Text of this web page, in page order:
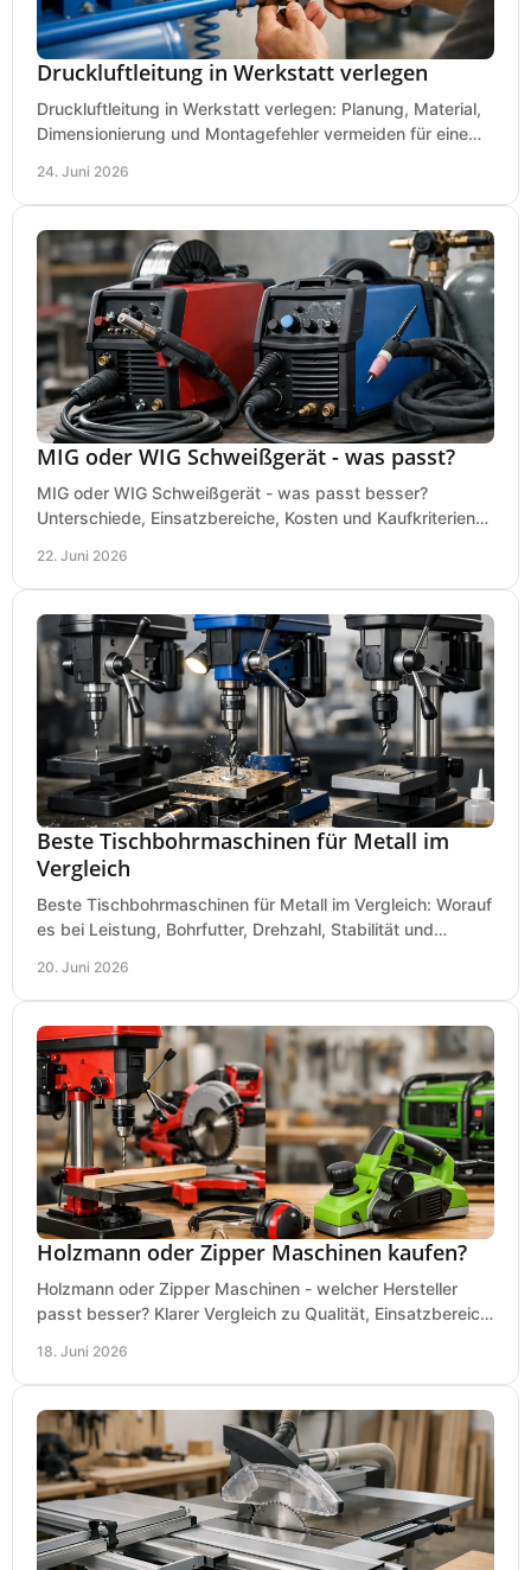
Druckluftleitung in Werkstatt verlegen
Druckluftleitung in Werkstatt verlegen: Planung, Material,
Dimensionierung und Montagefehler vermeiden für eine
24. Juni 2026
MIG oder WIG Schweißgerät - was passt?
MIG oder WIG Schweißgerät - was passt besser?
Unterschiede, Einsatzbereiche, Kosten und Kaufkriterien
22. Juni 2026
Beste Tischbohrmaschinen für Metall im
Vergleich
Beste Tischbohrmaschinen für Metall im Vergleich: Worauf
es bei Leistung, Bohrfutter, Drehzahl, Stabilität und
20. Juni 2026
Holzmann oder Zipper Maschinen kaufen?
Holzmann oder Zipper Maschinen - welcher Hersteller
passt besser? Klarer Vergleich zu Qualität, Einsatzbereich,
18. Juni 2026